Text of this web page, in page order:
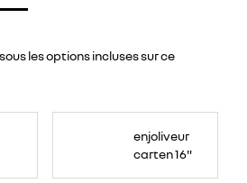
les options incluses sur ce
enjoliveur
carten 16"